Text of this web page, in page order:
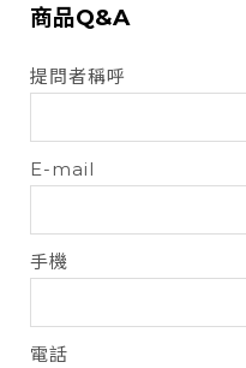
商品Q&A
提問者稱呼
E-mail
手機
電話